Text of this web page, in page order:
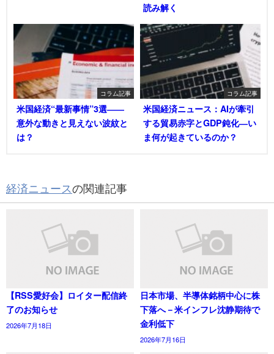
読み解く
コラム記事
米国経済“最新事情”3選――
意外な動きと見えない波紋と
は？
コラム記事
米国経済ニュース：AIが牽引
する貿易赤字とGDP鈍化―い
ま何が起きているのか？
経済ニュースの関連記事
【RSS愛好会】ロイター配信終
了のお知らせ
2026年7月18日
日本市場、半導体銘柄中心に株
下落へ－米インフレ沈静期待で
金利低下
2026年7月16日